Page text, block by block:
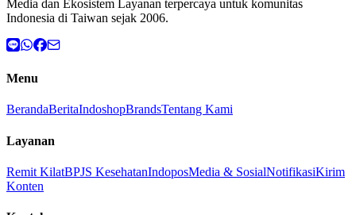
Media dan Ekosistem Layanan terpercaya untuk komunitas
Indonesia di Taiwan sejak 2006.
Menu
BerandaBeritaIndoshopBrandsTentang Kami
Layanan
Remit KilatBPJS KesehatanIndoposMedia & SosialNotifikasiKirim
Konten